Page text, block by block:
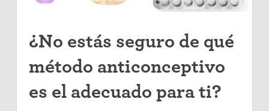
¿No estás seguro de qué
método anticonceptivo
es el adecuado para ti?